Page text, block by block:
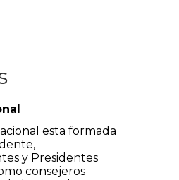
esta formada
y Presidentes
consejeros